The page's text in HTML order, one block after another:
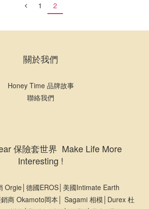
1 2
關於我們
Honey Time 品牌故事
聯絡我們
保險套世界 Make Life More
Interesting !
Orgie│德國EROS│美國Intimate Earth
商 Okamoto岡本│ Sagami 相模│Durex 杜